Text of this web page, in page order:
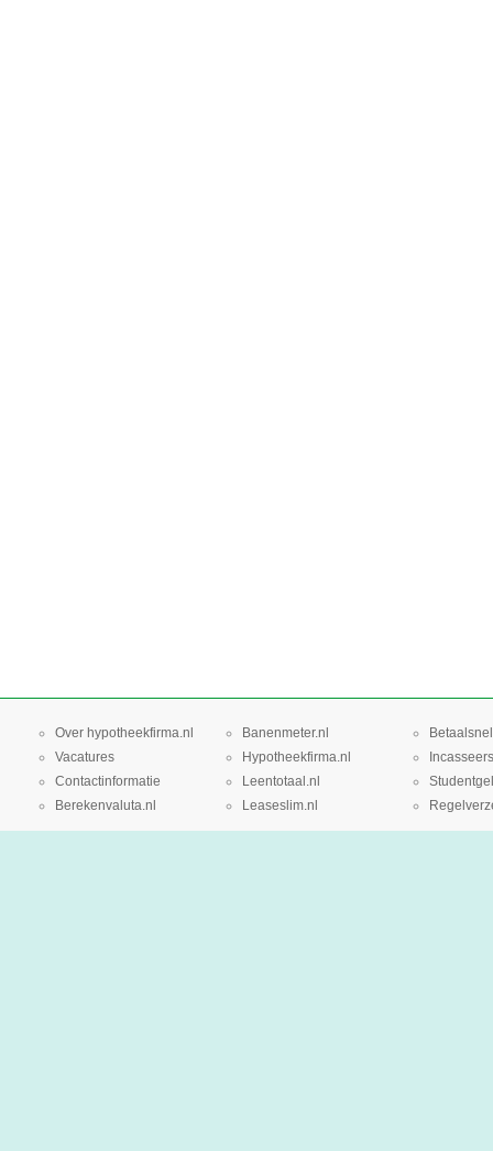
Over hypotheekfirma.nl
Vacatures
Contactinformatie
Berekenvaluta.nl
Banenmeter.nl
Hypotheekfirma.nl
Leentotaal.nl
Leaseslim.nl